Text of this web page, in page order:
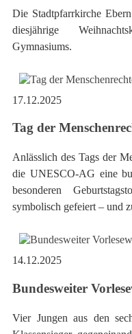
Die Stadtpfarrkirche
diesjährige
Gymnasiums.
17.12.2025
Tag der
Anlässlich des Tags der
die UNESCO-AG eine
besonderen
symbolisch gefeiert – und
14.12.2025
Bundesweiter
Vier Jungen aus den